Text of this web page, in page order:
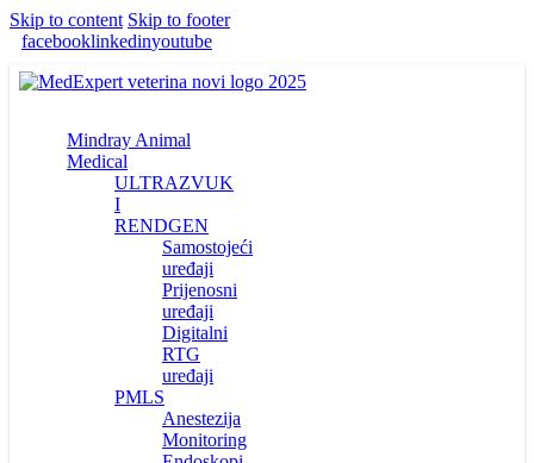
Skip to content Skip to footer
facebooklinkedinyoutube
Mindray Animal
Medical
ULTRAZVUK
I
RENDGEN
Samostojeći
uređaji
Prijenosni
uređaji
Digitalni
RTG
uređaji
PMLS
Anestezija
Monitoring